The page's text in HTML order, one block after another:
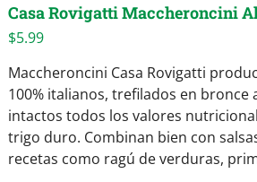
Casa Rovigatti Maccheroncini
$5.99
Maccheroncini Casa Rovigatti
100% italianos, trefilados en
intactos todos los valores
trigo duro. Combinan bien con
recetas como ragú de verduras,